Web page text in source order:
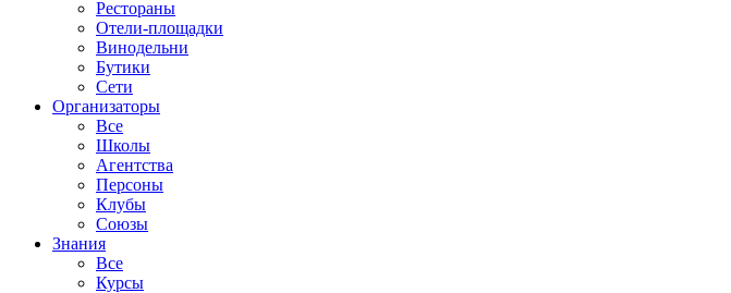
Рестораны
Отели-площадки
Винодельни
Бутики
Сети
Организаторы
Все
Школы
Агентства
Персоны
Клубы
Союзы
Знания
Все
Курсы